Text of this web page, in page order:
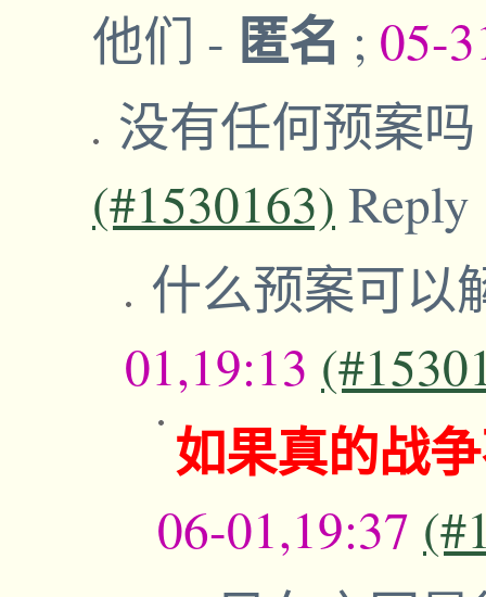
他们 - 匿名 ; 05-
没有任何预案
(#1530163) Reply
什么预案可以
01,19:13
如果真的战
06-01,19:37